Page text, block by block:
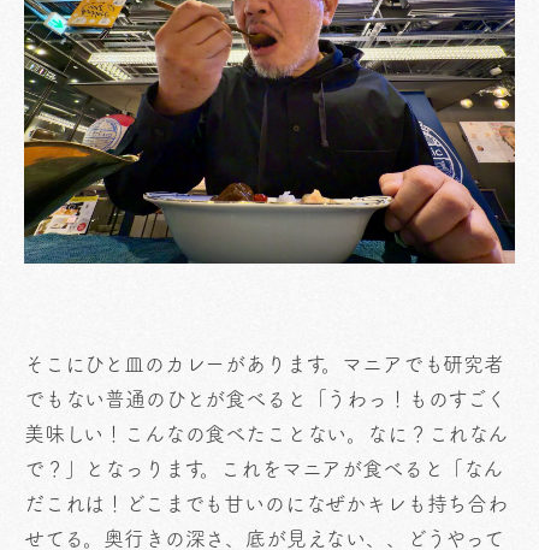
そこにひと皿のカレーがあります。マニアでも研究者
でもない普通のひとが食べると「うわっ！ものすごく
美味しい！こんなの食べたことない。なに？これなん
で？」となっります。これをマニアが食べると「なん
だこれは！どこまでも甘いのになぜかキレも持ち合わ
せてる。奥行きの深さ、底が見えない、、どうやって